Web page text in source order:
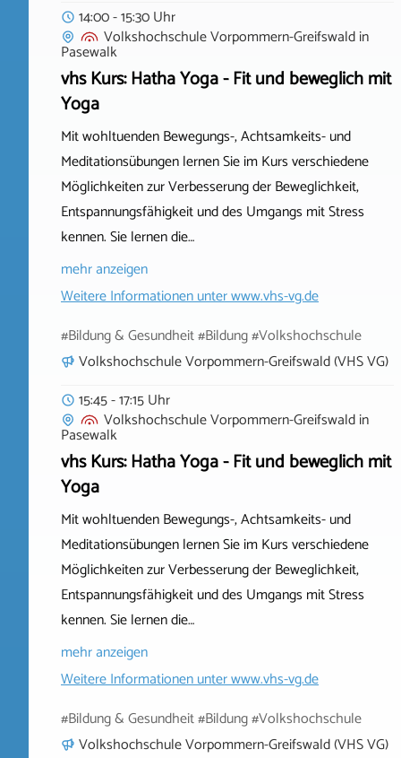
14:00 - 15:30 Uhr
Volkshochschule Vorpommern-Greifswaldin
Pasewalk
vhs Kurs: Hatha Yoga - Fit und beweglich mit
Yoga
Mit wohltuenden Bewegungs-, Achtsamkeits- und
Meditationsübungen lernen Sie im Kurs verschiedene
Möglichkeiten zur Verbesserung der Beweglichkeit,
Entspannungsfähigkeit und des Umgangs mit Stress
kennen. Sie lernen die…
mehr anzeigen
Weitere Informationen unterwww.vhs-vg.de
#Bildung & Gesundheit #Bildung #Volkshochschule
Volkshochschule Vorpommern-Greifswald (VHS VG)
15:45 - 17:15 Uhr
Volkshochschule Vorpommern-Greifswaldin
Pasewalk
vhs Kurs: Hatha Yoga - Fit und beweglich mit
Yoga
Mit wohltuenden Bewegungs-, Achtsamkeits- und
Meditationsübungen lernen Sie im Kurs verschiedene
Möglichkeiten zur Verbesserung der Beweglichkeit,
Entspannungsfähigkeit und des Umgangs mit Stress
kennen. Sie lernen die…
mehr anzeigen
Weitere Informationen unterwww.vhs-vg.de
#Bildung & Gesundheit #Bildung #Volkshochschule
Volkshochschule Vorpommern-Greifswald (VHS VG)